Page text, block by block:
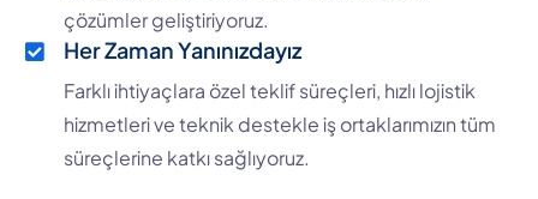
çözümler geliştiriyoruz.
Her Zaman Yanınızdayız
Farklı ihtiyaçlara özel teklif süreçleri, hızlı lojistik
hizmetleri ve teknik destekle iş ortaklarımızın tüm
süreçlerine katkı sağlıyoruz.